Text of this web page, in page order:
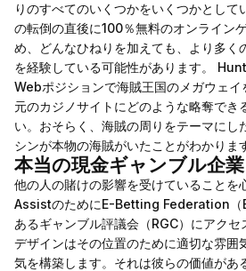
りのすべてのいくつかをいくつかとして
の転倒の直後に100％無料のオンライン
め、どんなひねりを加えても、より多く
を経験している可能性があります。
Webポジションで海賊王国のメガウェ
元のカジノサイトにどのような略奪でき
い。おそらく、海賊の周りをテーマにし
シンが本物の海賊がいたことがわかりま
本当の現金ギャンブル企業
他の人の賭けの影響を受けていることを
AssistのためにE-Betting Federation（
あるギャンブル評議会（RGC）にアクセ
デザインはその位置のために適切な雰囲
気を構築します。それは彼らの価値があ